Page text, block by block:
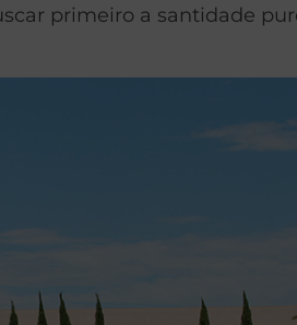
primeiro a santidade